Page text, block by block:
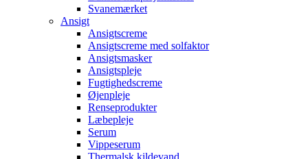
Svanemærket
Ansigt
Ansigtscreme
Ansigtscreme med solfaktor
Ansigtsmasker
Ansigtspleje
Fugtighedscreme
Øjenpleje
Renseprodukter
Læbepleje
Serum
Vippeserum
Thermalsk kildevand